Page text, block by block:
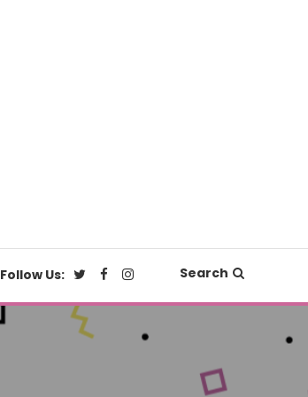
Follow Us: Search